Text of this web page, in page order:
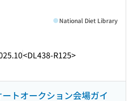
<DL438-R125>
National Diet Library
トオークション会場ガイ